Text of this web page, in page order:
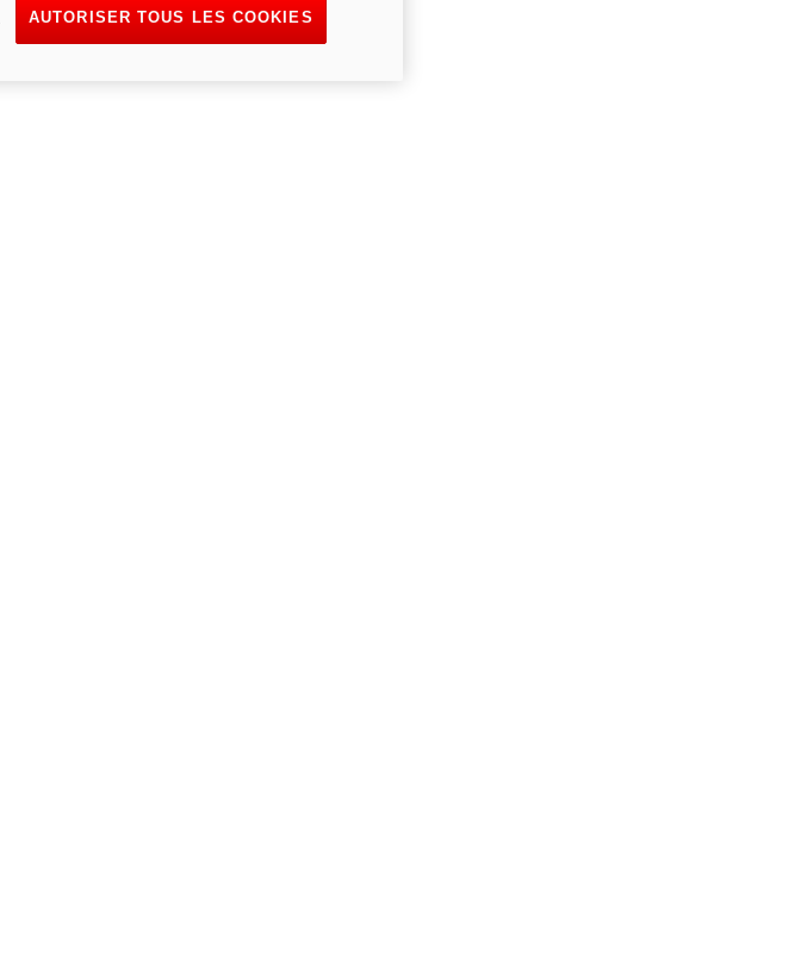
AUTORISER TOUS LES COOKIES